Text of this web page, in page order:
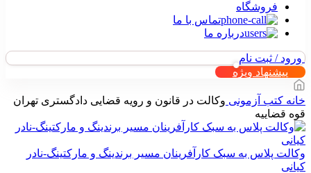
فروشگاه
تماس با ما
درباره ما
ورود / ثبت نام
پیشنهاد ویژه
خانه کتب آزمونی وکالت در قانون و رویه قضایی دادگستری تهران
قوه قضاییه
وکالت پلاس به سبک کارآفرینان مسیر برندینگ و مارکتینگ-نادر
کیانی